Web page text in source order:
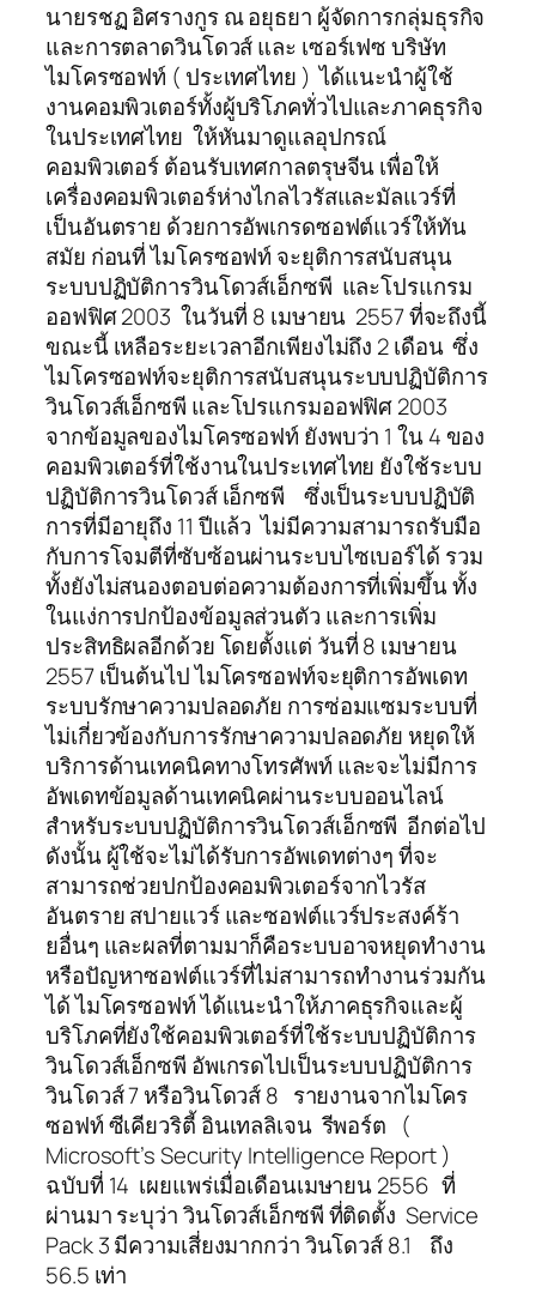
นายรชฏ อิศรางกูร ณ อยุธยา ผู้จัดการกลุ่มธุรกิจ
และการตลาดวินโดวส์ และ เซอร์เฟซ บริษัท
ไมโครซอฟท์ ( ประเทศไทย ) ได้แนะนำผู้ใช้
งานคอมพิวเตอร์ทั้งผู้บริโภคทั่วไปและภาคธุรกิจ
ในประเทศไทย ให้หันมาดูแลอุปกรณ์
คอมพิวเตอร์ ต้อนรับเทศกาลตรุษจีน เพื่อให้
เครื่องคอมพิวเตอร์ห่างไกลไวรัสและมัลแวร์ที่
เป็นอันตราย ด้วยการอัพเกรดซอฟต์แวร์ให้ทัน
สมัย ก่อนที่ ไมโครซอฟท์ จะยุติการสนับสนุน
ระบบปฏิบัติการวินโดวส์เอ็กซพี และโปรแกรม
ออฟฟิศ 2003 ในวันที่ 8 เมษายน 2557 ที่จะถึงนี้
ขณะนี้ เหลือระยะเวลาอีกเพียงไม่ถึง 2 เดือน ซึ่ง
ไมโครซอฟท์จะยุติการสนับสนุนระบบปฏิบัติการ
วินโดวส์เอ็กซพี และโปรแกรมออฟฟิศ 2003
จากข้อมูลของไมโครซอฟท์ ยังพบว่า 1 ใน 4 ของ
คอมพิวเตอร์ที่ใช้งานในประเทศไทย ยังใช้ระบบ
ปฏิบัติการวินโดวส์ เอ็กซพี ซึ่งเป็นระบบปฏิบัติ
การที่มีอายุถึง 11 ปีแล้ว ไม่มีความสามารถรับมือ
กับการโจมตีที่ซับซ้อนผ่านระบบไซเบอร์ได้ รวม
ทั้งยังไม่สนองตอบต่อความต้องการที่เพิ่มขึ้น ทั้ง
ในแง่การปกป้องข้อมูลส่วนตัว และการเพิ่ม
ประสิทธิผลอีกด้วย โดยตั้งแต่ วันที่ 8 เมษายน
2557 เป็นต้นไป ไมโครซอฟท์จะยุติการอัพเดท
ระบบรักษาความปลอดภัย การซ่อมแซมระบบที่
ไม่เกี่ยวข้องกับการรักษาความปลอดภัย หยุดให้
บริการด้านเทคนิคทางโทรศัพท์ และจะไม่มีการ
อัพเดทข้อมูลด้านเทคนิคผ่านระบบออนไลน์
สำหรับระบบปฏิบัติการวินโดวส์เอ็กซพี อีกต่อไป
ดังนั้น ผู้ใช้จะไม่ได้รับการอัพเดทต่างๆ ที่จะ
สามารถช่วยปกป้องคอมพิวเตอร์จากไวรัส
อันตราย สปายแวร์ และซอฟต์แวร์ประสงค์ร้า
ยอื่นๆ และผลที่ตามมาก็คือระบบอาจหยุดทำงาน
หรือปัญหาซอฟต์แวร์ที่ไม่สามารถทำงานร่วมกัน
ได้ ไมโครซอฟท์ ได้แนะนำให้ภาคธุรกิจและผู้
บริโภคที่ยังใช้คอมพิวเตอร์ที่ใช้ระบบปฏิบัติการ
วินโดวส์เอ็กซพี อัพเกรดไปเป็นระบบปฏิบัติการ
วินโดวส์ 7 หรือวินโดวส์ 8 รายงานจากไมโคร
ซอฟท์ ซีเคียวริตี้ อินเทลลิเจน รีพอร์ต (
Microsoft’s Security Intelligence Report )
ฉบับที่ 14 เผยแพร่เมื่อเดือนเมษายน 2556 ที่
ผ่านมา ระบุว่า วินโดวส์เอ็กซพี ที่ติดตั้ง Service
Pack 3 มีความเสี่ยงมากกว่า วินโดวส์ 8.1 ถึง
56.5 เท่า